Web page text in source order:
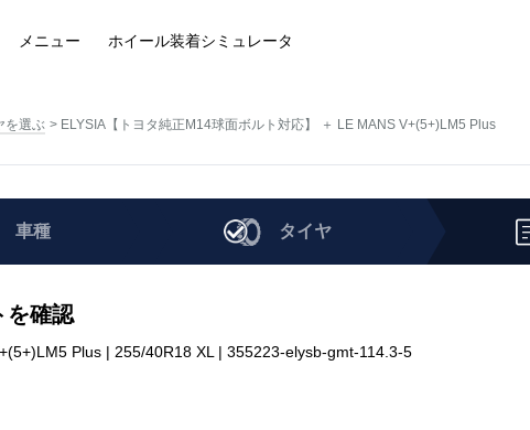
メニュー ホイール装着シミュレータ
を選ぶ ELYSIA【トヨタ純正M14球面ボルト対応】 ＋ LE MANS V+(5+)LM5 Plus
車種 タイヤ
を確認
Plus | 255/40R18 XL | 355223-elysb-gmt-114.3-5